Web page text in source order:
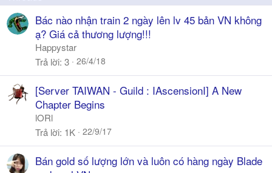
Bác nào nhận train 2 ngày lên lv 45 bản VN không
ạ? Giá cả thương lượng!!!
Happystar
Trả lời 3 26/4/18
[Server TAIWAN - Guild : IAscensionI] A New
Chapter Begins
lORl
Trả lời 1K 22/9/17
Bán gold số lượng lớn và luôn có hàng ngày Blade